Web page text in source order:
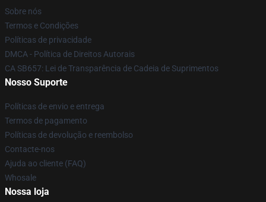
Sobre nós
Termos e Condições
Políticas de privacidade
DMCA - Política de Direitos Autorais
CA SB657: Lei de Transparência de Cadeia de Suprimentos
Nosso Suporte
Políticas de envio e entrega
Termos de pagamento
Políticas de devolução e reembolso
Contacte-nos
Ajuda ao cliente (FAQ)
Whosale
Nossa loja